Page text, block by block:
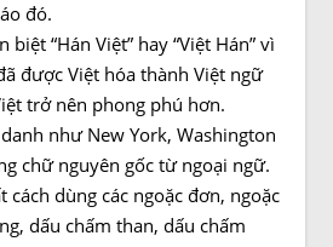
đó.
biệt “Hán Việt” hay “Việt Hán” vì
được Việt hóa thành Việt ngữ
trở nên phong phú hơn.
như New York, Washington
chữ nguyên gốc từ ngoại ngữ.
cách dùng các ngoặc đơn, ngoặc
dấu chấm than, dấu chấm